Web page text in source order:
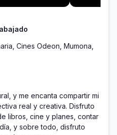
Cines Odeon, Mumona,
y me encanta compartir mi
real y creativa. Disfruto
libros, cine y planes, contar
y sobre todo, disfruto